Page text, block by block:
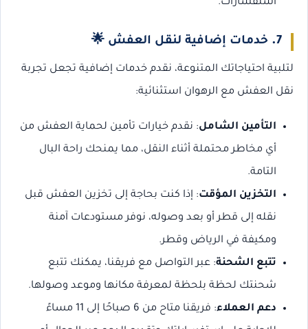
7. خدمات إضافية لنقل العفش 🌟
لتلبية احتياجاتك المتنوعة، نقدم خدمات إضافية تجعل تجربة
نقل العفش مع الرهوان استثنائية:
التأمين الشامل: نقدم خيارات تأمين لحماية العفش من
أي مخاطر محتملة أثناء النقل، مما يمنحك راحة البال
التامة.
التخزين المؤقت: إذا كنت بحاجة إلى تخزين العفش قبل
نقله إلى قطر أو بعد وصوله، نوفر مستودعات آمنة
ومكيفة في الرياض وقطر.
تتبع الشحنة: عبر التواصل مع فريقنا، يمكنك تتبع
شحنتك لحظة بلحظة لمعرفة مكانها وموعد وصولها.
دعم العملاء
: فريقنا متاح من 6 صباحًا إلى 11 مساءً